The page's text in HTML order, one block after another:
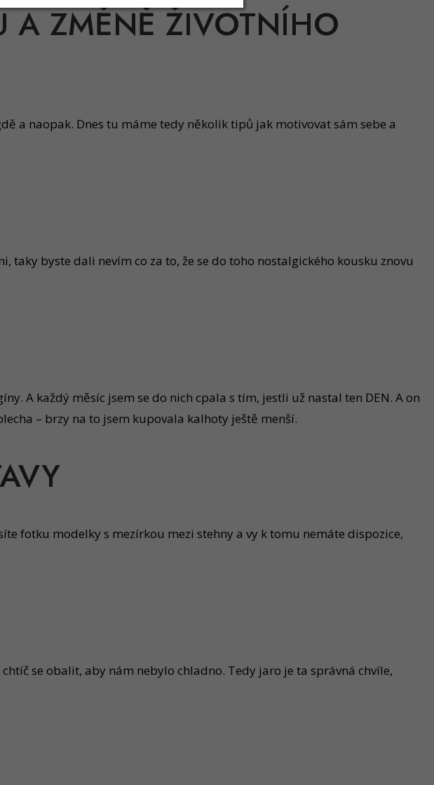
A ZMĚNĚ ŽIVOTNÍHO
a naopak. Dnes tu máme tedy několik tipů jak motivovat sám sebe a
byste dali nevím co za to, že se do toho nostalgického kousku znovu
A každý měsíc jsem se do nich cpala s tím, jestli už nastal ten DEN. A on
– brzy na to jsem kupovala kalhoty ještě menší.
fotku modelky s mezírkou mezi stehny a vy k tomu nemáte dispozice,
se obalit, aby nám nebylo chladno. Tedy jaro je ta správná chvíle,